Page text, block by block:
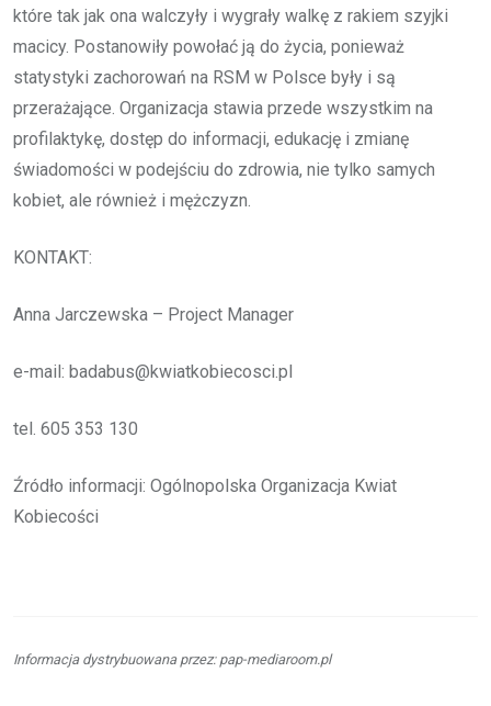
które tak jak ona walczyły i wygrały walkę z rakiem szyjki
macicy. Postanowiły powołać ją do życia, ponieważ
statystyki zachorowań na RSM w Polsce były i są
przerażające. Organizacja stawia przede wszystkim na
profilaktykę, dostęp do informacji, edukację i zmianę
świadomości w podejściu do zdrowia, nie tylko samych
kobiet, ale również i mężczyzn.
KONTAKT:
Anna Jarczewska – Project Manager
e-mail: badabus@kwiatkobiecosci.pl
tel. 605 353 130
Źródło informacji: Ogólnopolska Organizacja Kwiat
Kobiecości
Informacja dystrybuowana przez: pap-mediaroom.pl